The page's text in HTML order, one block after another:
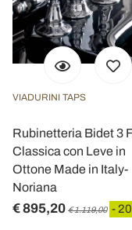
VIADURINI TAPS
Rubinetteria Bidet 3
Classica con Leve in
Ottone Made in Italy-
Noriana
€ 895,20 € 1.119,00 -